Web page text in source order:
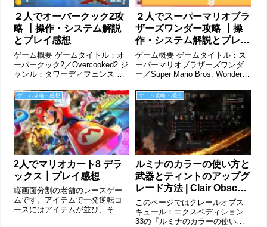
２人でオーバークック2攻
略 ┃操作・システム解説
とプレイ感想
ゲーム概要 ゲームタイトル：オ
ーバークック2／Overcooked2 ジ
ャンル：タワーディフェンス プ
Switch プレイ人数：1～4人。オ
フラインマルチプレイ対応。画
面は分割ではなく、１画面内に
2...
２人でスーパーマリオブラ
ザーズワンダー攻略 ┃操
作・システム解説とプレイ
感想
ゲーム概要 ゲームタイトル：ス
ーパーマリオブラザーズワンダ
ー／Super Mario Bros. Wonder
フォーム：Nintendo Switch プレ
イ人数：1～4人。オフラインマ
ルチプレイ対応。画面は...
ゲーム攻略・感想
2人でマリオカート8 デラ
ックス┃プレイ感想
縦画面分割の老舗のレースゲー
ムです。アイテムで一発逆転コ
ースにはアイテムが並び、それ
ゲーム攻略・感想
ルミナのカラーの使い方と
武器とティントのアップグ
レード方法 | Clair Obscur:
Expedition 33
このページではクレールオブス
キュール：エクスペディション
33の『ルミナのカラーの使い